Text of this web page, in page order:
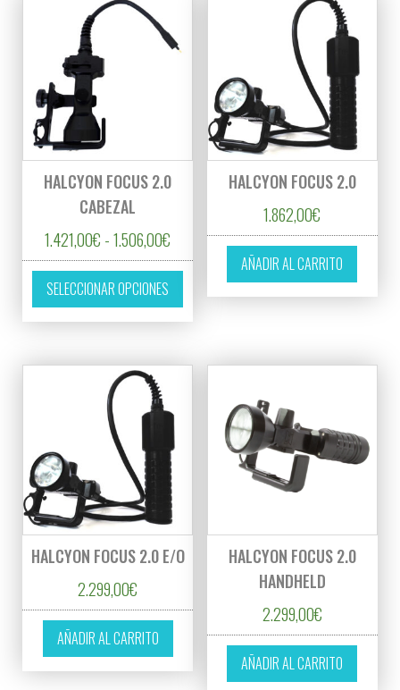
HALCYON FOCUS 2.0
CABEZAL
1.421,00€ -1.506,00€ Rango de precios: desde 1.421,00€
SELECCIONAR OPCIONES
Este producto tiene múltiples variantes.
HALCYON FOCUS 2.0
1.862,00€
AÑADIR AL CARRITO
HALCYON FOCUS 2.0 E/O
2.299,00€
AÑADIR AL CARRITO
HALCYON FOCUS 2.0
HANDHELD
2.299,00€
AÑADIR AL CARRITO